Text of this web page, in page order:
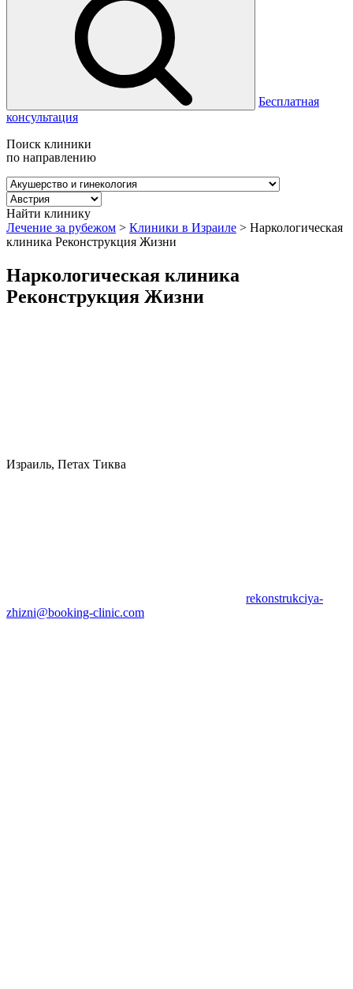
Бесплатная
консультация
Поиск клиники
по направлению
Найти клинику
Лечение за рубежом > Клиники в Израиле > Наркологическая
клиника Реконструкция Жизни
Наркологическая клиника
Реконструкция Жизни
Израиль, Петах Тиква
rekonstrukciya-
zhizni@booking-clinic.com